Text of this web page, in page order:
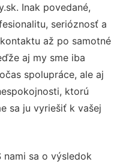
Inak povedané,
serióznosť a
až po samotné
aj my sme iba
spolupráce, ale aj
ktorú
sa ju vyriešiť k vašej
nami sa o výsledok